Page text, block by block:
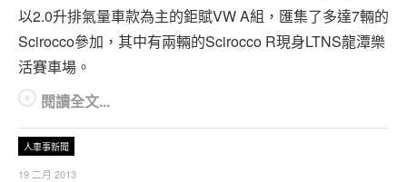
以2.0升排氣量車款為主的鉅賦VW A組，匯集了多達7輛的
Scirocco參加，其中有兩輛的Scirocco R現身LTNS龍潭樂
活賽車場。
閱讀全文...
人車事新聞
19 二月 2013